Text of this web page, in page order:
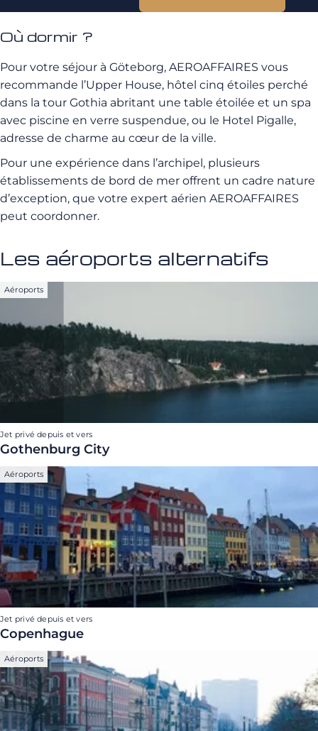
Où dormir ?
Pour votre séjour à Göteborg, AEROAFFAIRES vous
recommande l’Upper House, hôtel cinq étoiles perché
dans la tour Gothia abritant une table étoilée et un spa
avec piscine en verre suspendue, ou le Hotel Pigalle,
adresse de charme au cœur de la ville.
Pour une expérience dans l’archipel, plusieurs
établissements de bord de mer offrent un cadre nature
d’exception, que votre expert aérien AEROAFFAIRES
peut coordonner.
Les aéroports alternatifs
Aéroports
Jet privé depuis et vers
Gothenburg City
Aéroports
Jet privé depuis et vers
Copenhague
Aéroports